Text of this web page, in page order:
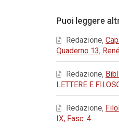
Puoi leggere
Redazione,
Quaderno 13,
Redazione,
LETTERE E
Redazione,
IX, Fasc. 4